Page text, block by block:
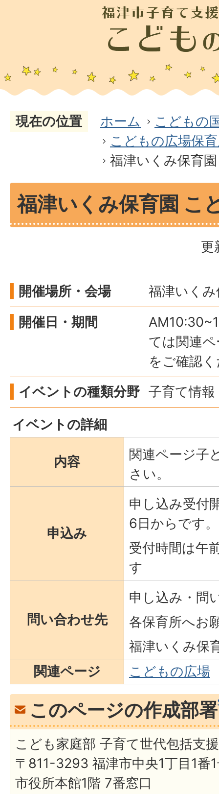
現在の位置 ホーム
こどもの
こどもの広場保
福津いくみ保育
福津いくみ保育園 こ
更
開催場所・会場
福津いく
開催日・期間
ては関連
をご確認
イベントの種類分野 子育て情
イベントの詳細
内容
関連ページ子
さい。
申込み
申し込み受付
6日からです。
受付時間は午
す
問い合わせ先
申し込み・問
各保育所へお
福津いくみ
関連ページ
こどもの広場
このページの作成部署
こども家庭部 子育て世代包括支
〒811-3293 福津市中央1丁目1番
市役所本館1階 7番窓口